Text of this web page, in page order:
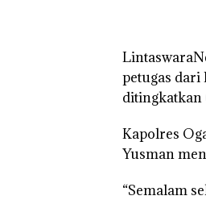
petugas dari
ditingkatkan
Kapolres
Yusman
“Semalam